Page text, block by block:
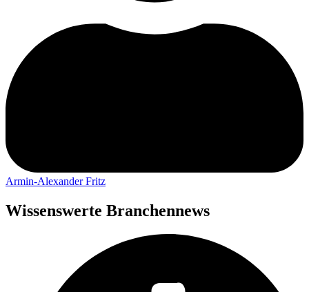
Armin-Alexander Fritz
Wissenswerte Branchennews